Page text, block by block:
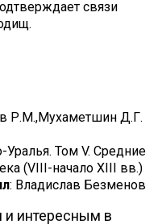
связи
Р.М.,Мухаметшин Д.Г.
Уралья. Том V. Средние
(VIII-начало XIII вв.)
: Владислав Безменов
интересным в